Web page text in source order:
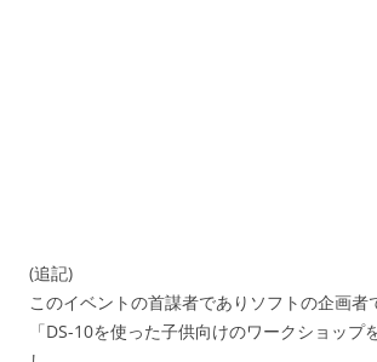
(追記)
このイベントの首謀者でありソフトの企画者
「DS-10を使った子供向けのワークショップ